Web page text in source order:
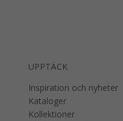
UPPTÄCK
Inspiration och nyheter
Kataloger
Kollektioner